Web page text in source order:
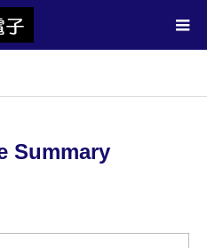
Summary